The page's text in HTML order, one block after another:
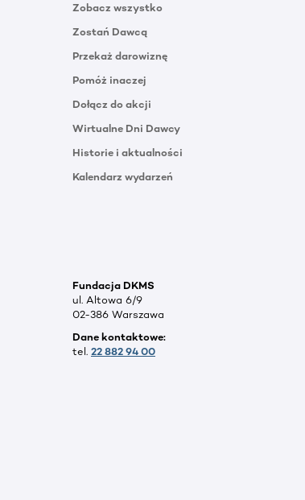
Zobacz wszystko
Zostań Dawcą
Przekaż darowiznę
Pomóż inaczej
Dołącz do akcji
Wirtualne Dni Dawcy
Historie i aktualności
Kalendarz wydarzeń
Fundacja DKMS
ul. Altowa 6/9
02-386 Warszawa
Dane kontaktowe:
tel. 22 882 94 00